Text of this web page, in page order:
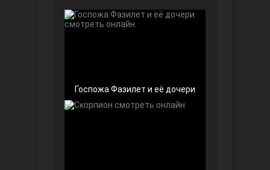
Чёрно-белая любовь
Госпожа Фазилет и её дочери